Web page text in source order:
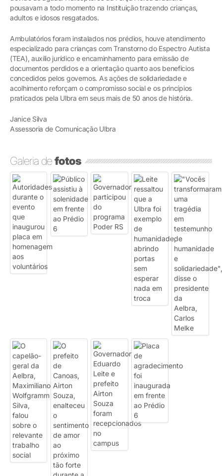
pousavam a todo momento na Instituição trazendo crianças,
adultos e idosos resgatados.
Ambulatórios foram instalados nos prédios, houve atendimento
especializado para crianças com Transtorno do Espectro Autista
(TEA), auxílio jurídico e encaminhamento para emissão de
documentos perdidos e a orientação quanto aos benefícios
concedidos pelos governos. As ações de solidariedade e
acolhimento reforçam o compromisso social e os princípios
praticados pela Ulbra em seus mais de 50 anos de história.
Janice Silva
Assessoria de Comunicação Ulbra
Galeria defotos